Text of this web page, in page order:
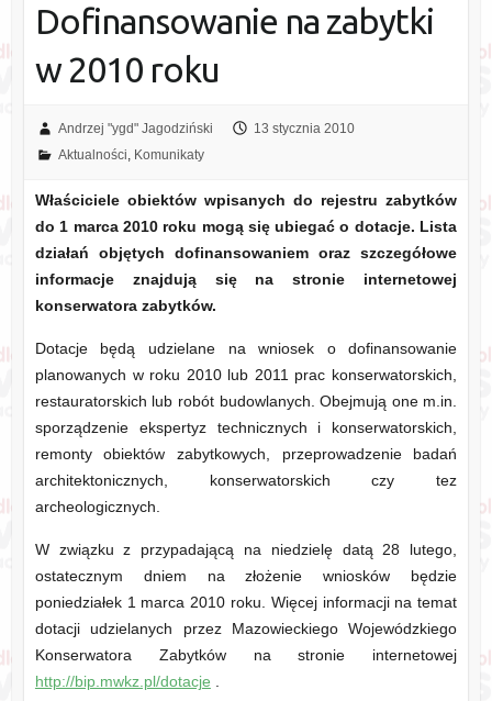
Dofinansowanie na zabytki
w 2010 roku
Andrzej "ygd" Jagodziński
13 stycznia 2010
Aktualności, Komunikaty
Właściciele obiektów wpisanych do rejestru zabytków
do 1 marca 2010 roku mogą się ubiegać o dotacje. Lista
działań objętych dofinansowaniem oraz szczegółowe
informacje znajdują się na stronie internetowej
konserwatora zabytków.
Dotacje będą udzielane na wniosek o dofinansowanie
planowanych w roku 2010 lub 2011 prac konserwatorskich,
restauratorskich lub robót budowlanych. Obejmują one m.in.
sporządzenie ekspertyz technicznych i konserwatorskich,
remonty obiektów zabytkowych, przeprowadzenie badań
architektonicznych, konserwatorskich czy tez
archeologicznych.
W związku z przypadającą na niedzielę datą 28 lutego,
ostatecznym dniem na złożenie wniosków będzie
poniedziałek 1 marca 2010 roku. Więcej informacji na temat
dotacji udzielanych przez Mazowieckiego Wojewódzkiego
Konserwatora Zabytków na stronie internetowej
http://bip.mwkz.pl/dotacje .